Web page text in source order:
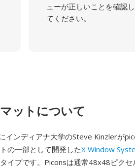
ューが正しいことを確認し
てください。
ットについて
インディアナ大学のSteve Kinzlerが
の一部として開発したX Window
イプです。Piconsは通常48x48ピクセ